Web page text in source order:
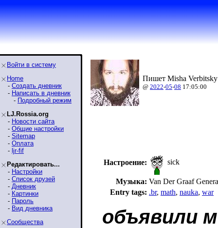
Войти в систему
Home
- Создать дневник
- Написать в дневник
- Подробный режим
LJ.Rossia.org
- Новости сайта
- Общие настройки
- Sitemap
- Оплата
- ljr-fif
Редактировать...
- Настройки
- Список друзей
- Дневник
- Картинки
- Пароль
- Вид дневника
Сообщества
Пишет Misha
@ 2022-05-08 17:05:00
Настроение: sick
Музыка: Van Der Graaf
Entry tags: .br, math, nauka, war
объявили